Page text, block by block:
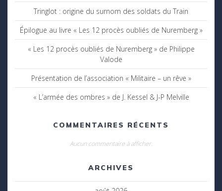
Tringlot : origine du surnom des soldats du Train
Épilogue au livre « Les 12 procès oubliés de Nuremberg »
« Les 12 procès oubliés de Nuremberg » de Philippe
Valode
Présentation de l’association « Militaire – un rêve »
« L’armée des ombres » de J. Kessel & J-P Melville
COMMENTAIRES RÉCENTS
Aucun commentaire à afficher.
ARCHIVES